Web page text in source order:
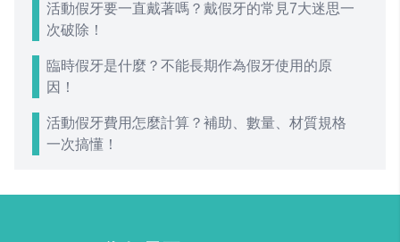
活動假牙要一直戴著嗎？戴假牙的常見7大迷思一
次破除！
臨時假牙是什麼？不能長期作為假牙使用的原
因！
活動假牙費用怎麼計算？補助、數量、材質規格
一次搞懂！